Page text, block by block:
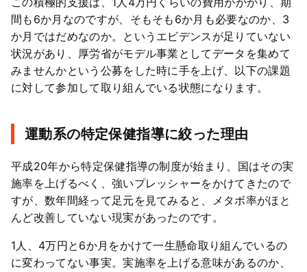
間も6か月なのですが、そもそも6か月も必要なのか、3
か月ではだめなのか。というエビデンスが足りていない
状況があり、厚労省がモデル事業としてデータを集めて
みませんかという公募をした時に手を上げ、以下の課題
に対して参加して取り組んでいる状態になります。
運動系の特定保健指導に絞った理由
平成20年から特定保健指導の制度が始まり、国はその実
施率を上げるべく、強いプレッシャーをかけてきたので
すが、数年間経って足元を見てみると、メタボ率がほと
んど改善していない現実があったのです。
1人、4万円と6か月をかけて一生懸命取り組んでいるの
に変わってない事実。実施率を上げる意味があるのか、